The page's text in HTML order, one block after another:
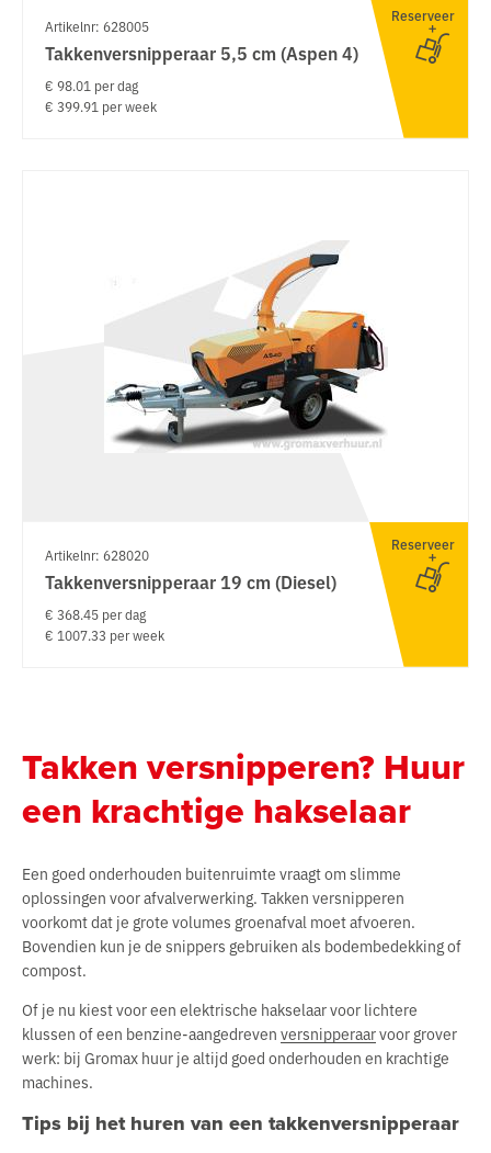
Artikelnr: 628005
Takkenversnipperaar 5,5 cm (Aspen 4)
€ 98.01 per dag
€ 399.91 per week
Reserveer
Artikelnr: 628020
Takkenversnipperaar 19 cm (Diesel)
€ 368.45 per dag
€ 1007.33 per week
Reserveer
Takken versnipperen? Huur
een krachtige hakselaar
Een goed onderhouden buitenruimte vraagt om slimme
oplossingen voor afvalverwerking. Takken versnipperen
voorkomt dat je grote volumes groenafval moet afvoeren.
Bovendien kun je de snippers gebruiken als bodembedekking of
compost.
Of je nu kiest voor een elektrische hakselaar voor lichtere
klussen of een benzine-aangedreven versnipperaarvoor grover
werk: bij Gromax huur je altijd goed onderhouden en krachtige
machines.
Tips bij het huren van een takkenversnipperaar